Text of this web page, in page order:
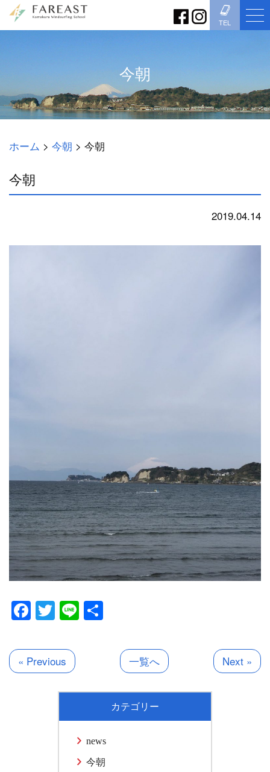
TEL
今朝
ホーム > 今朝 > 今朝
今朝
2019.04.14
Facebook
Twitter
Line
« Previous 一覧へ Next »
カテゴリー
news
今朝